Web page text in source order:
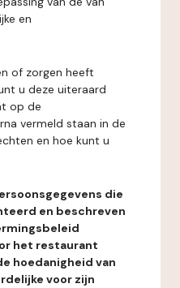
en
of zorgen heeft
u deze uiteraard
op de
vermeld staan in de
en hoe kunt u
die
en beschreven
het restaurant
hoedanigheid van
voor zijn